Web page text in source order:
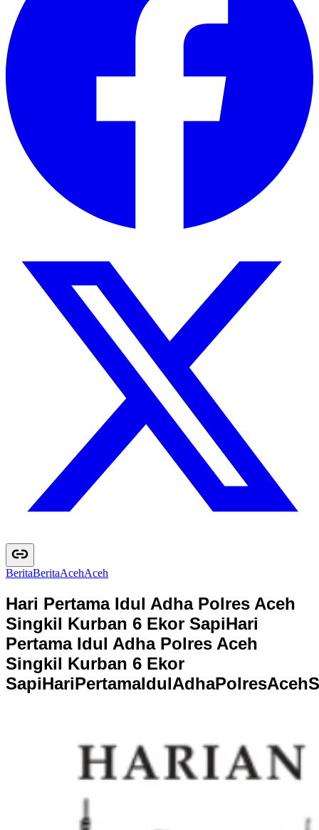
BeritaBeritaAcehAceh
Hari Pertama Idul Adha Polres Aceh
Singkil Kurban 6 Ekor SapiHari
Pertama Idul Adha Polres Aceh
Singkil Kurban 6 Ekor
SapiHariPertamaIdulAdhaPolresAcehS